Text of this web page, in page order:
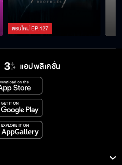
ตอนใหม่EP.127
แอปพลิเคชั่น